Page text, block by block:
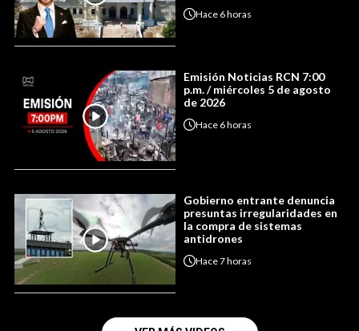
Hace 6 horas
Emisión Noticias RCN 7:00
p.m. / miércoles 5 de agosto
de 2026
Hace 6 horas
Gobierno entrante denuncia
presuntas irregularidades en
la compra de sistemas
antidrones
Hace7 horas